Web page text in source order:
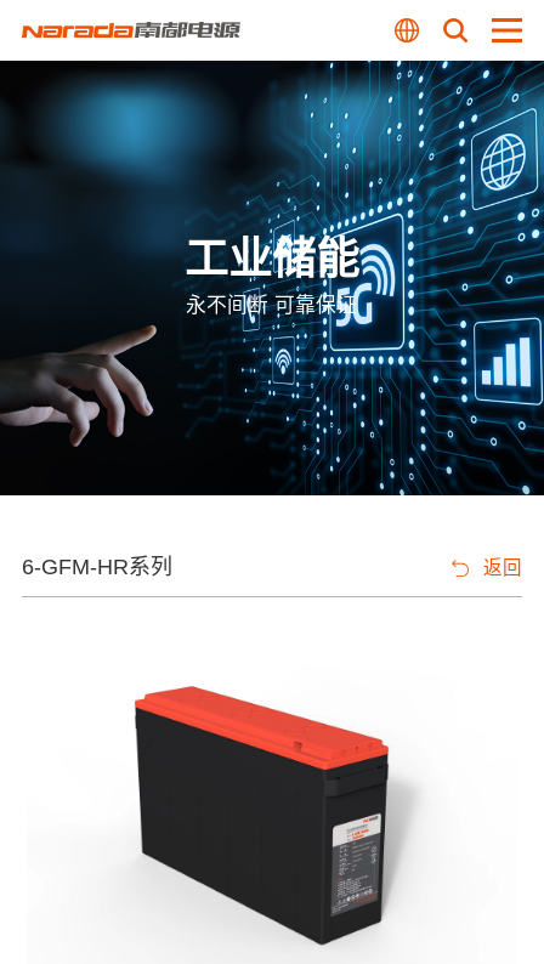
工业储能
永不间断 可靠保证
6-GFM-HR系列 返回